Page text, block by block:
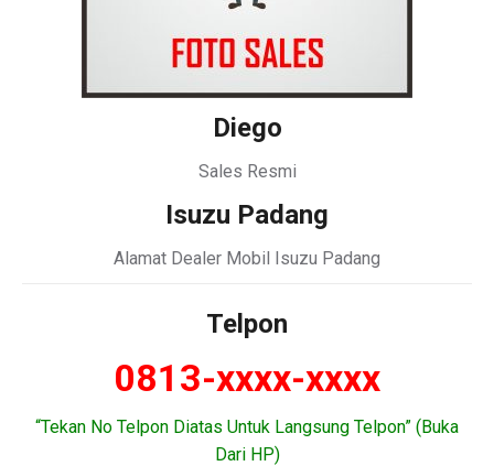
Diego
Sales Resmi
Isuzu Padang
Alamat Dealer Mobil Isuzu Padang
Telpon
0813-xxxx-xxxx
“Tekan No Telpon Diatas Untuk Langsung Telpon” (Buka
Dari HP)